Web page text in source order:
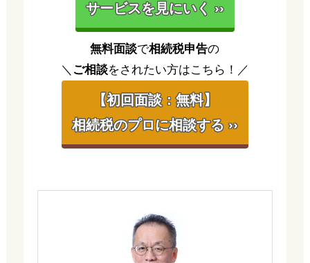
サービスを見にいく ››
無料面談で相続税申告の
＼ ご相談をされたい方はこちら！／
【初回面談：無料】
相続税のプロに相談する ››